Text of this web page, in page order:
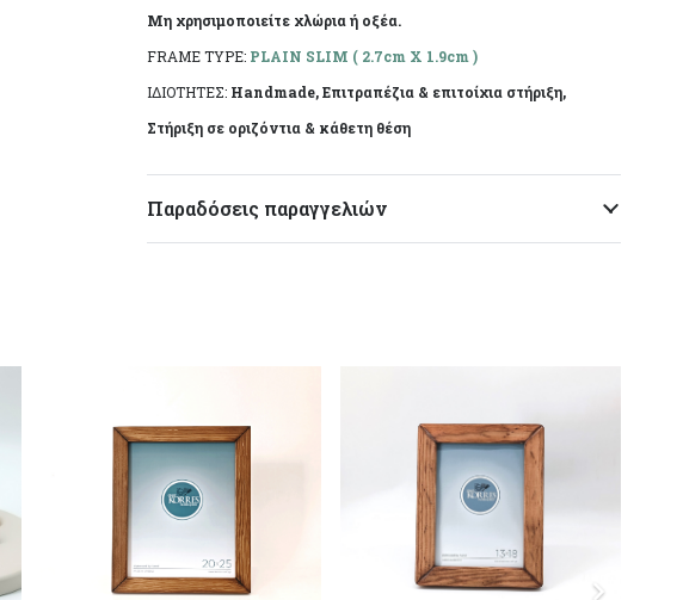
Μη χρησιμοποιείτε χλώρια ή οξέα.
FRAME TYPE: PLAIN SLIM ( 2.7cm X 1.9cm )
ΙΔΙΟΤΗΤΕΣ: Handmade, Επιτραπέζια & επιτοίχια στήριξη,
Στήριξη σε οριζόντια & κάθετη θέση
Παραδόσεις παραγγελιών